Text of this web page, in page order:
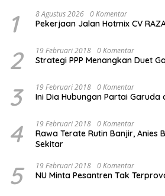
1 8 Agustus 2026 0 Komentar
Pekerjaan Jalan Hotmix CV
2 19 Februari 2018 0 Komentar
Strategi PPP Menangkan Duet
3 19 Februari 2018 0 Komentar
Ini Dia Hubungan Partai Garuda
4 19 Februari 2018 0 Komentar
Rawa Terate Rutin Banjir, Anies
Sekitar
5 19 Februari 2018 0 Komentar
NU Minta Pesantren Tak